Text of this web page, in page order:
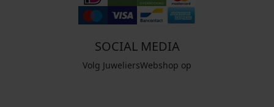
SOCIAL MEDIA
Volg JuweliersWebshop op